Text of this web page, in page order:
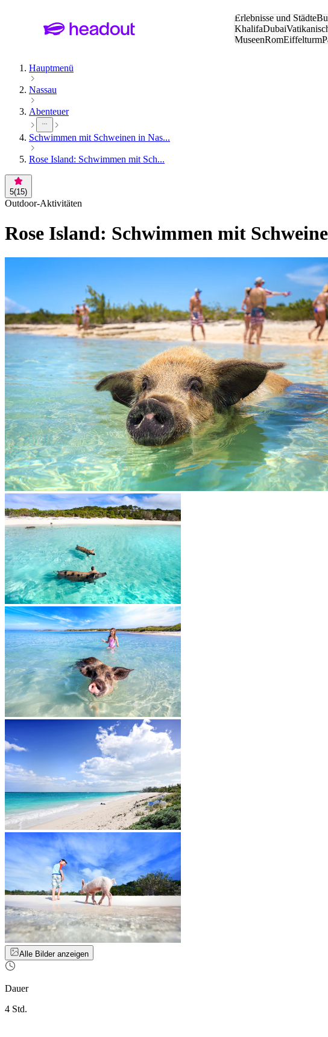
Erlebnisse und Städte
KhalifaDubai
MuseenRomEiffelturm
Hauptmenü
Nassau
Abenteuer
Schwimmen mit Schweinen in Nas...
Rose Island: Schwimmen mit Sch...
5(15)
Outdoor-Aktivitäten
Rose Island: Schwimmen mit
Alle Bilder anzeigen
Dauer
4 Std.